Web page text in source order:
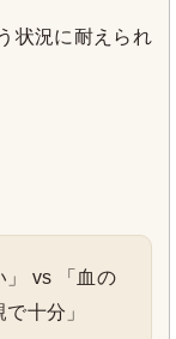
状況に耐えられ
」 vs 「血の
十分」